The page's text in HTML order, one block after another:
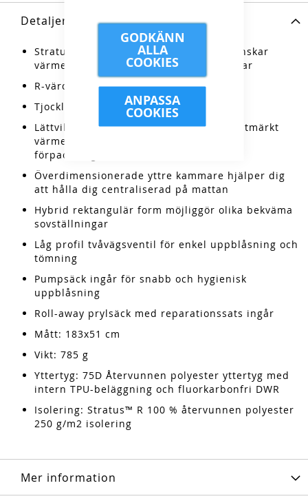
GODKÄNN
ALLA
COOKIES
ANPASSA
COOKIES
Detaljer
Stratus™ R-isolering binder luft och minskar
värmeförlusten från konvektiva strömmar
R-värde: 5,5
Tjocklek: 8 cm
Lättviktskonstruktion och isolering för utmärkt
värme-till-vikt-förhållande och minimal
förpackningsstorlek.
Överdimensionerade yttre kammare hjälper dig
att hålla dig centraliserad på mattan
Hybrid rektangulär form möjliggör olika bekväma
sovställningar
Låg profil tvåvägsventil för enkel uppblåsning och
tömning
Pumpsäck ingår för snabb och hygienisk
uppblåsning
Roll-away prylsäck med reparationssats ingår
Mått: 183x51 cm
Vikt: 785 g
Yttertyg: 75D Återvunnen polyester yttertyg med
intern TPU-beläggning och fluorkarbonfri DWR
Isolering: Stratus™ R 100 % återvunnen polyester
250 g/m2 isolering
Mer information